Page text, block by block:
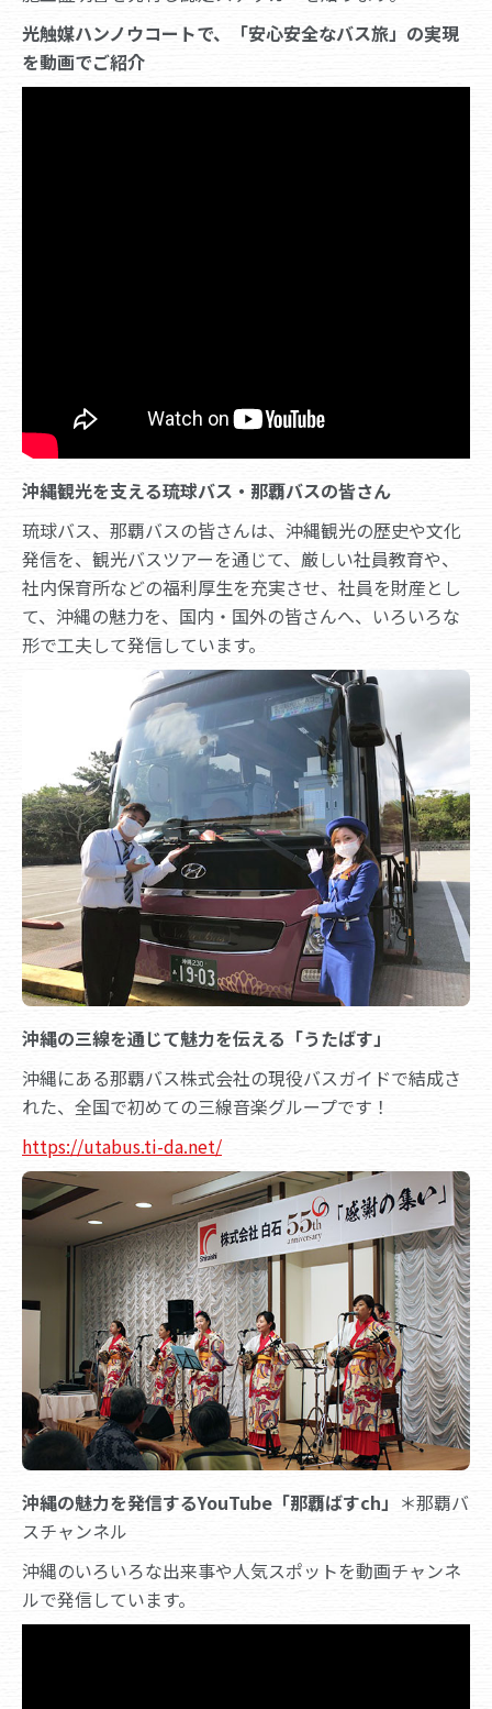
光触媒ハンノウコートで、「安心安全なバス旅」の実現
を動画でご紹介
沖縄観光を支える琉球バス・那覇バスの皆さん
琉球バス、那覇バスの皆さんは、沖縄観光の歴史や文化
発信を、観光バスツアーを通じて、厳しい社員教育や、
社内保育所などの福利厚生を充実させ、社員を財産とし
て、沖縄の魅力を、国内・国外の皆さんへ、いろいろな
形で工夫して発信しています。
沖縄の三線を通じて魅力を伝える「うたばす」
沖縄にある那覇バス株式会社の現役バスガイドで結成さ
れた、全国で初めての三線音楽グループです！
https://utabus.ti-da.net/
沖縄の魅力を発信するYouTube「那覇ばすch」 ＊那覇バ
スチャンネル
沖縄のいろいろな出来事や人気スポットを動画チャンネ
ルで発信しています。